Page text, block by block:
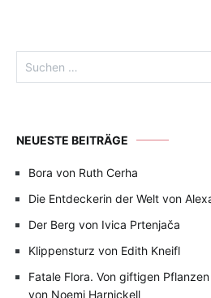
nach:
NEUESTE BEITRÄGE
Bora von Ruth Cerha
Die Entdeckerin der Welt von
Der Berg von Ivica Prtenjača
Klippensturz von Edith Kneifl
Fatale Flora. Von giftigen
von Noemi Harnickell